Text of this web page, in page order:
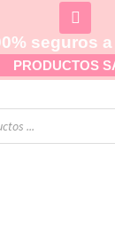
seguros
PRODUCTOS